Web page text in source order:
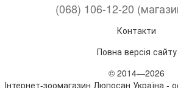
(068) 106-12-20
Контакти
Повна версія сайту
© 2014—2026
Інтернет-зоомагазин Люпосан Україна -